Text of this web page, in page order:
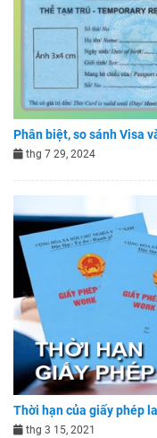
Phân biệt, so sánh Visa
thg 7 29, 2024
Thời hạn của giấy phép
thg 3 15, 2021